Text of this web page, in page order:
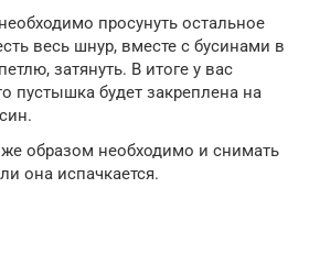
просунуть остальное
весь шнур, вместе с бусинами в
затянуть. В итоге у вас
пустышка будет закреплена на
образом необходимо и снимать
она испачкается.